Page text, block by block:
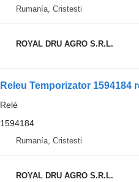
Rumanía, Cristesti
ROYAL DRU AGRO S.R.L.
Releu Temporizator 1594184
Relé
1594184
Rumanía, Cristesti
ROYAL DRU AGRO S.R.L.